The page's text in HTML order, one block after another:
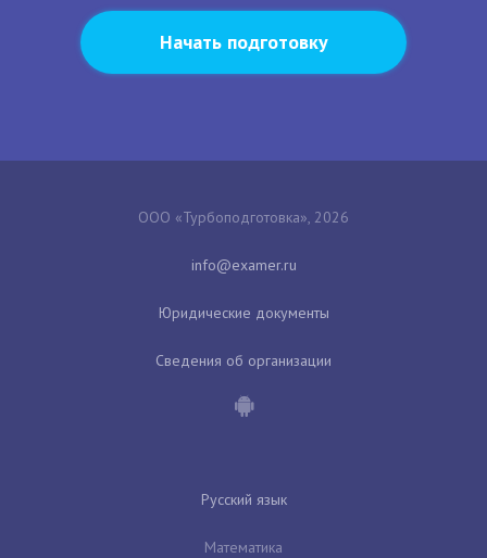
Начать подготовку
ООО «Турбоподготовка», 2026
Юридические документы
Сведения об организации
Русский язык
Математика